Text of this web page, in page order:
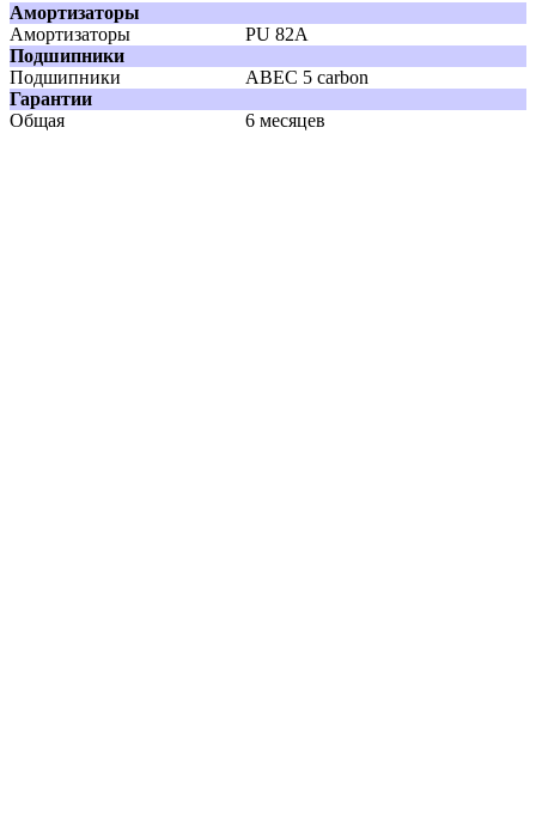
Амортизаторы
Амортизаторы
PU 82А
Подшипники
Подшипники
ABEC 5 carbon
Гарантии
Общая
6 месяцев